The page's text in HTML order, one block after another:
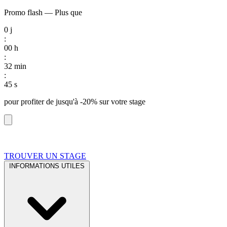
Promo flash — Plus que
0 j
:
00 h
:
32 min
:
44 s
pour profiter de jusqu'à -20% sur votre stage
TROUVER UN STAGE
INFORMATIONS UTILES